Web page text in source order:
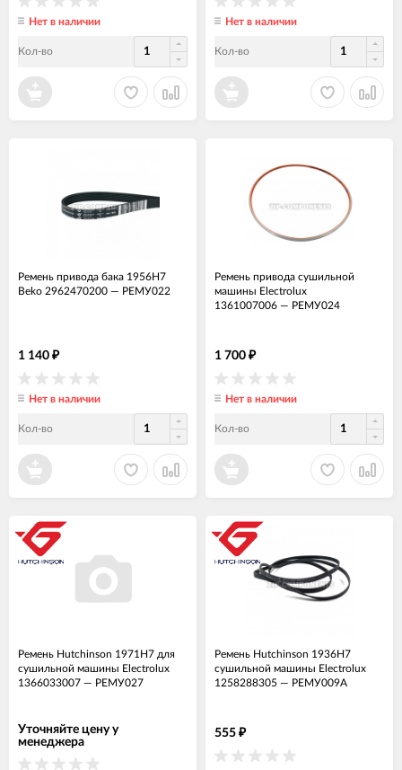
Нет в наличии
Кол-во
Нет в наличии
Кол-во
Ремень привода бака 1956H7
Beko 2962470200 — РЕМУ022
1 140 ₽
Нет в наличии
Кол-во
Ремень привода сушильной
машины Electrolux
1361007006 — РЕМУ024
1 700 ₽
Нет в наличии
Кол-во
Ремень Hutchinson 1971H7 для
сушильной машины Electrolux
1366033007 — РЕМУ027
Уточняйте цену у
менеджера
Ремень Hutchinson 1936H7
сушильной машины Electrolux
1258288305 — РЕМУ009А
555 ₽